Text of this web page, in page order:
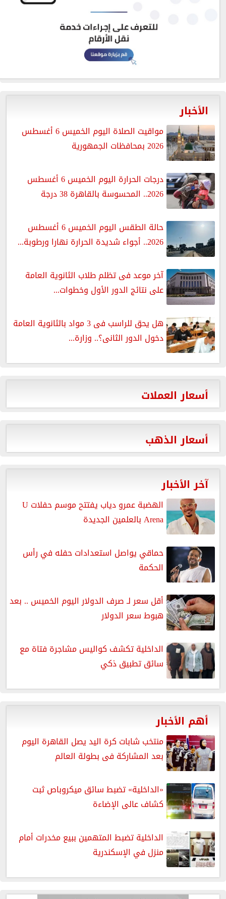
الأخبار
مواقيت الصلاة اليوم الخميس 6 أغسطس
2026 بمحافظات الجمهورية
درجات الحرارة اليوم الخميس 6 أغسطس
2026.. المحسوسة بالقاهرة 38 درجة
حالة الطقس اليوم الخميس 6 أغسطس
2026.. أجواء شديدة الحرارة نهارا ورطوبة...
آخر موعد فى تظلم طلاب الثانوية العامة
على نتائج الدور الأول وخطوات...
هل يحق للراسب فى 3 مواد بالثانوية العامة
دخول الدور الثانى؟.. وزارة...
أسعار العملات
أسعار الذهب
آخر الأخبار
الهضبة عمرو دياب يفتتح موسم حفلات U
Arena بالعلمين الجديدة
حماقي يواصل استعدادات حفله في رأس
الحكمة
أقل سعر لـ صرف الدولار اليوم الخميس .. بعد
هبوط سعر الدولار
الداخلية تكشف كواليس مشاجرة فتاة مع
سائق تطبيق ذكي
أهم الأخبار
منتخب شابات كرة اليد يصل القاهرة اليوم
بعد المشاركة فى بطولة العالم
«الداخلية» تضبط سائق ميكروباص ثبت
كشاف عالى الإضاءة
الداخلية تضبط المتهمين ببيع مخدرات أمام
منزل في الإسكندرية